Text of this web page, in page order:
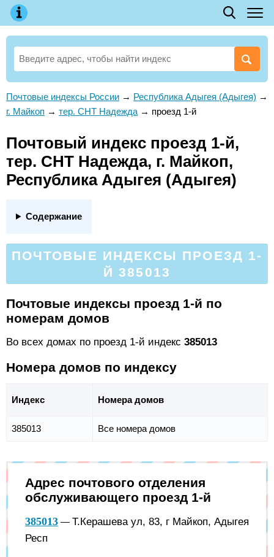
Почтовые индексы России → Республика Адыгея (Адыгея) →
г. Майкоп → тер. СНТ Надежда → проезд 1-й
Почтовый индекс проезд 1-й,
тер. СНТ Надежда, г. Майкоп,
Республика Адыгея (Адыгея)
Содержание
ПОЧТОВЫЕ ИНДЕКСЫ ПРОЕЗД 1-
Й 385013
Почтовые индексы проезд 1-й по
номерам домов
Во всех домах по проезд 1-й индекс 385013
Номера домов по индексу
Индекс Номера домов
385013 Все номера домов
Адрес почтового отделения
обслуживающего проезд 1-й
385013 — Т.Керашева ул, 83, г Майкоп, Адыгея
Респ